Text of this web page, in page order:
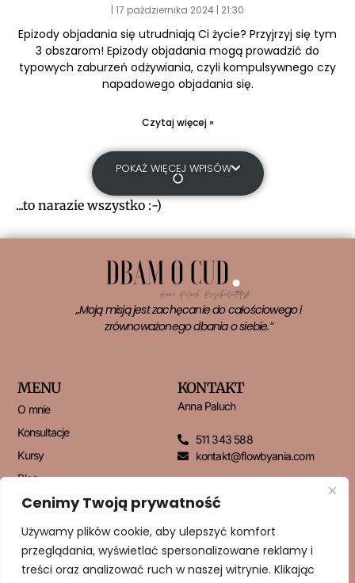
Cenimy Twoją prywatność
Używamy plików cookie, aby ulepszyć komfort
przeglądania, wyświetlać spersonalizowane reklamy i
treści oraz analizować ruch w naszej witrynie. Klikając
17 października 2024 21:30
Epizody objadania się utrudniają Ci życie? Przyjrzyj się tym
3 obszarom! Epizody objadania mogą prowadzić do
typowych zaburzeń odżywiania, czyli kompulsywnego czy
napadowego objadania się.
Czytaj więcej »
POKAŻ WIĘCEJ WPISÓW
...to narazie wszystko :-)
„Moją misją jest zachęcanie do całościowego i
zrównoważonego dbania o siebie.”
MENU
O mnie
Konsultacje
Kursy
Blog
Kontakt
KONTAKT
Anna Paluch
511 343 588
kontakt@flowbyania.com
NEWSLETTER